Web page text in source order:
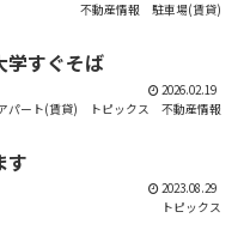
不動産情報
駐車場(賃貸)
すぐそば
2026.02.19
パート(賃貸)
トピックス 不動産情報
す
2023.08.29
トピックス